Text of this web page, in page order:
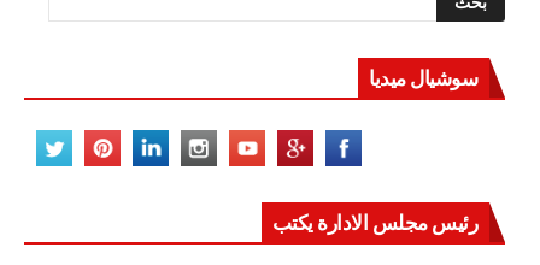
سوشيال ميديا
رئيس مجلس الادارة يكتب